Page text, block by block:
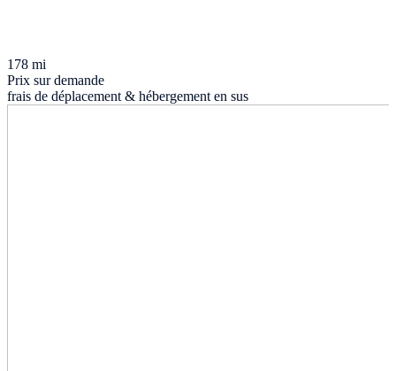
178 mi
Prix sur demande
frais de déplacement & hébergement en sus